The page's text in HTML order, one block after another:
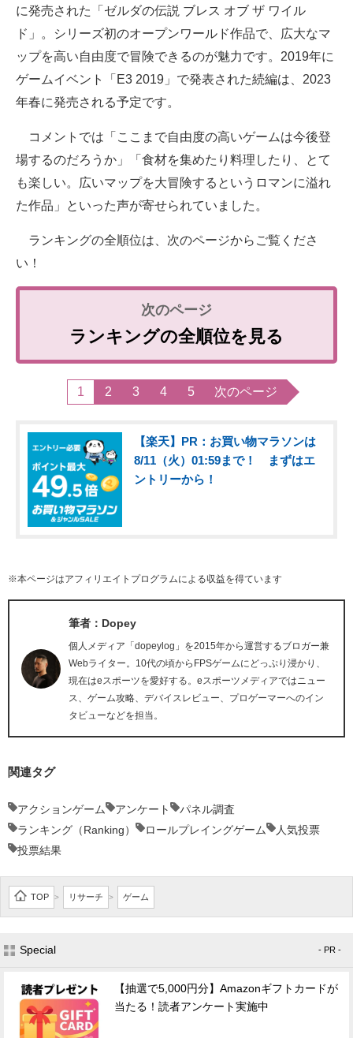
に発売された「ゼルダの伝説 ブレス オブ ザ ワイル
ド」。シリーズ初のオープンワールド作品で、広大なマ
ップを高い自由度で冒険できるのが魅力です。2019年に
ゲームイベント「E3 2019」で発表された続編は、2023
年春に発売される予定です。
コメントでは「ここまで自由度の高いゲームは今後登
場するのだろうか」「食材を集めたり料理したり、とて
も楽しい。広いマップを大冒険するというロマンに溢れ
た作品」といった声が寄せられていました。
ランキングの全順位は、次のページからご覧くださ
い！
ランキングの全順位を見る
1 2 3 4 5 次のページ
【楽天】PR：お買い物マラソンは
8/11（火）01:59まで！ まずはエ
ントリーから！
※本ページはアフィリエイトプログラムによる収益を得ています
筆者：Dopey
個人メディア「dopeylog」を2015年から運営するブロガー兼
Webライター。10代の頃からFPSゲームにどっぷり浸かり、
現在はeスポーツを愛好する。eスポーツメディアではニュー
ス、ゲーム攻略、デバイスレビュー、プロゲーマーへのイン
タビューなどを担当。
関連タグ
アクションゲーム アンケート
パネル調査
ランキング（Ranking）
ロールプレイングゲーム
人気投票
投票結果
TOP > リサーチ > ゲーム
Special - PR -
【抽選で5,000円分】Amazonギフトカードが
当たる！読者アンケート実施中